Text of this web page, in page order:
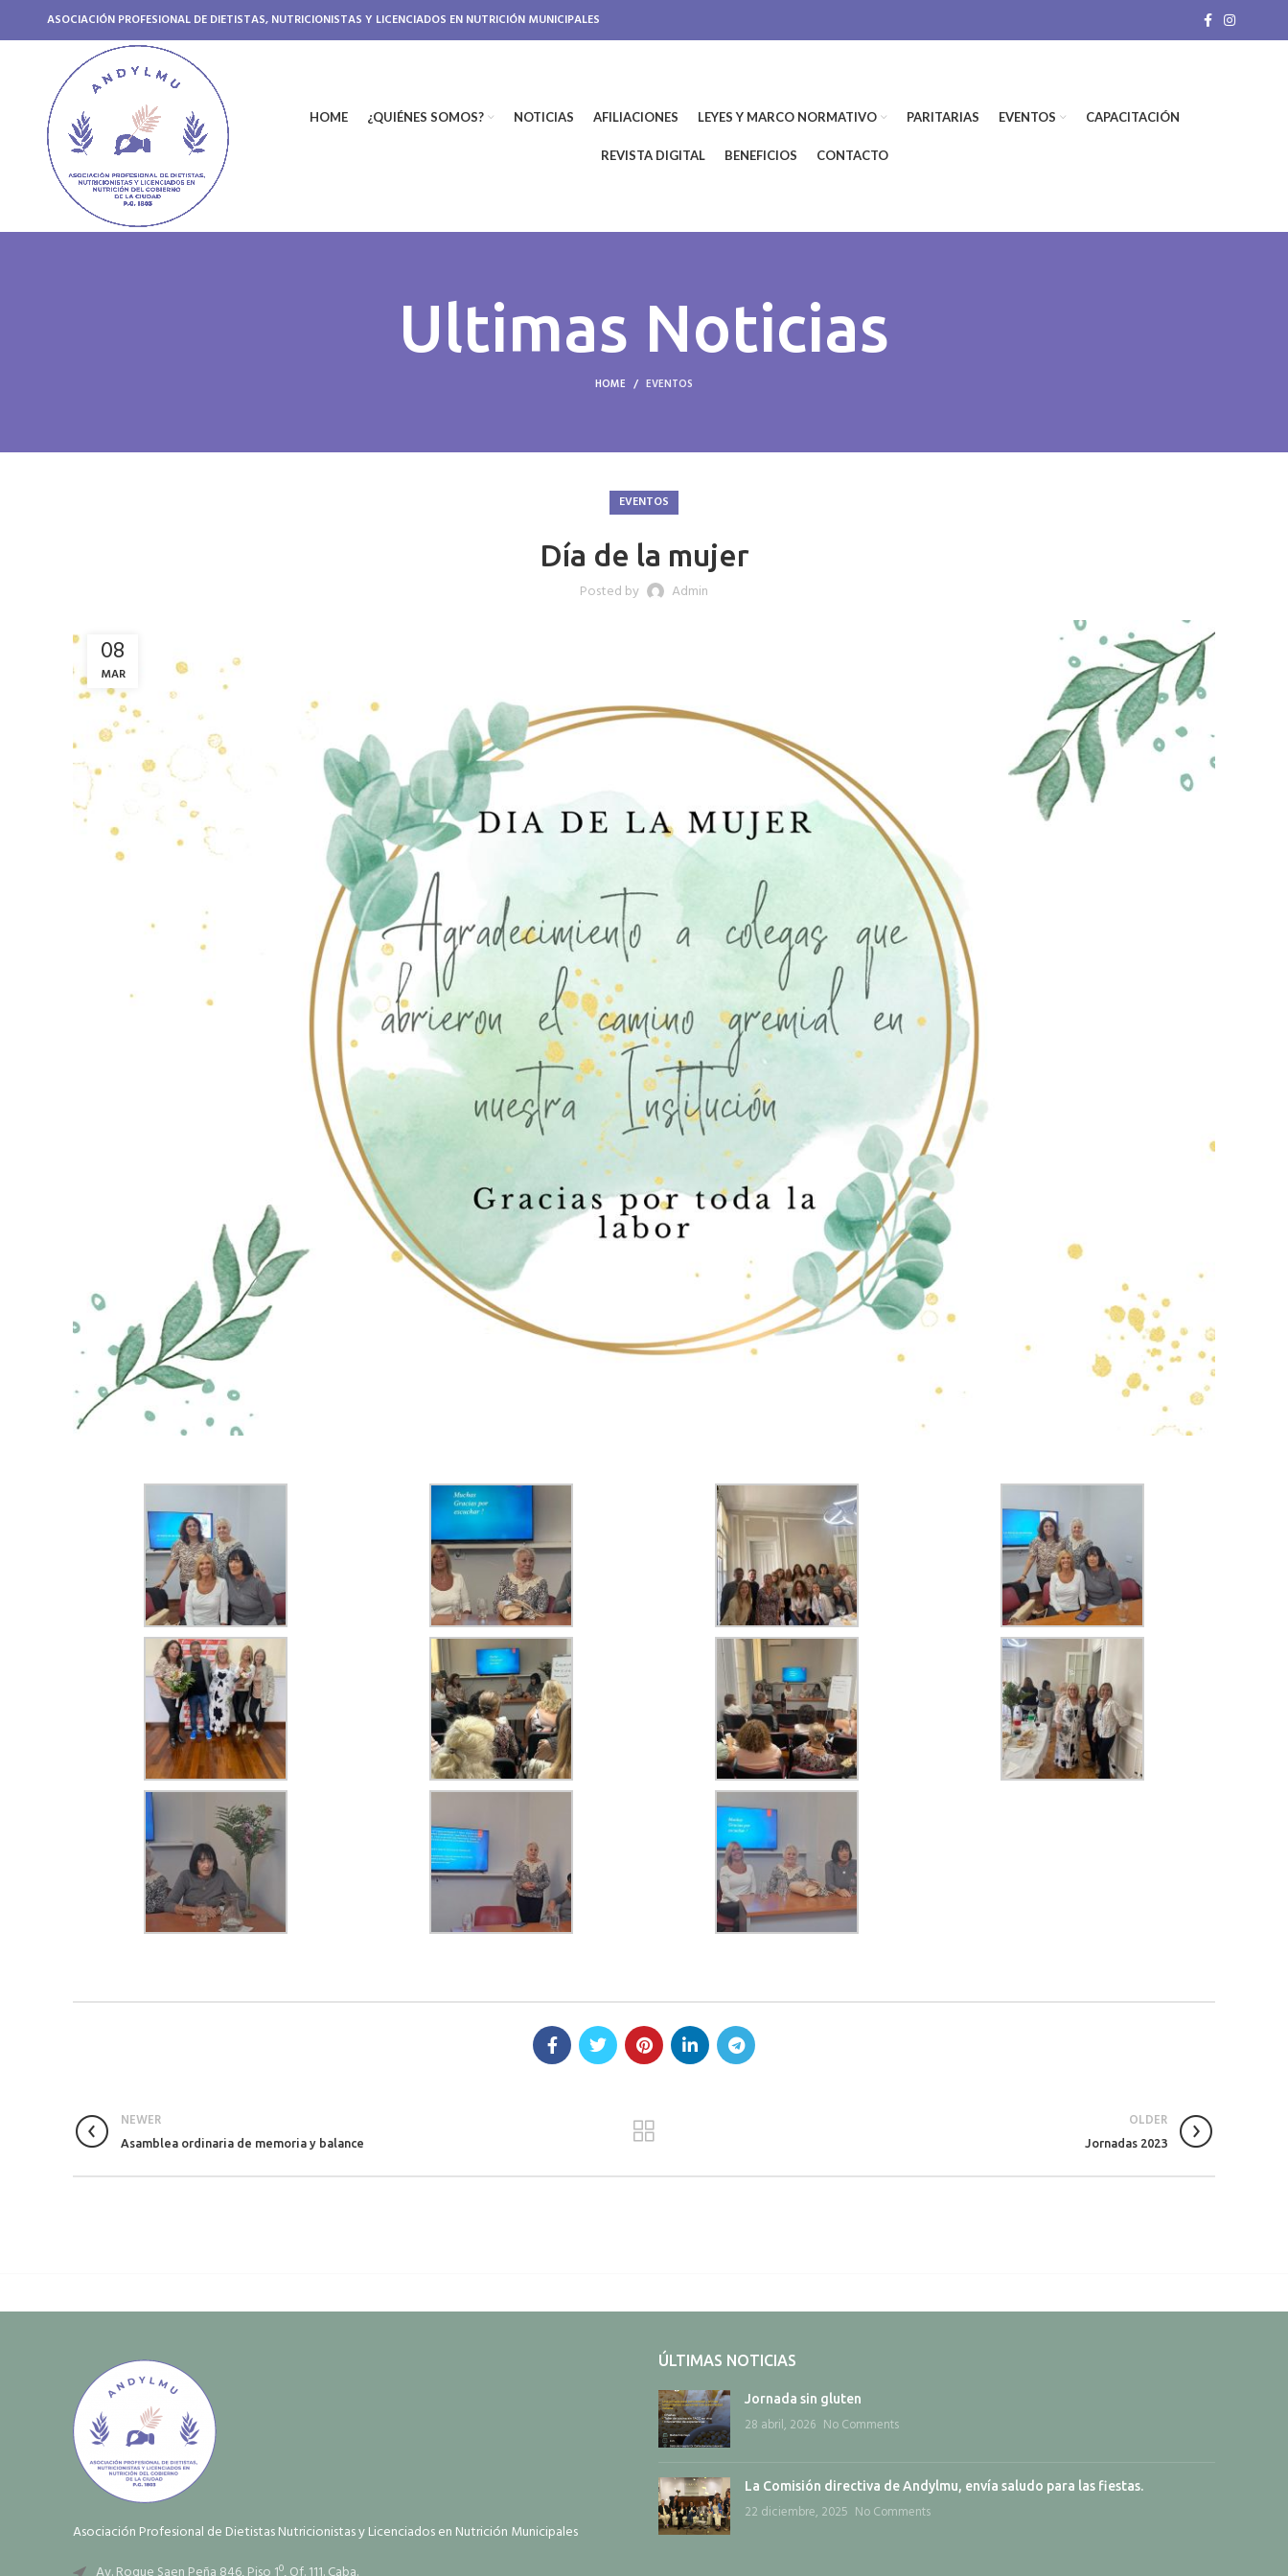
ASOCIACIÓN PROFESIONAL DE DIETISTAS, NUTRICIONISTAS Y LICENCIADOS EN NUTRICIÓN MUNICIPALES
HOME ¿QUIÉNES SOMOS? NOTICIAS AFILIACIONES LEYES Y MARCO NORMATIVO PARITARIAS EVENTOS CAPACITACIÓN
REVISTA DIGITAL BENEFICIOS CONTACTO
Ultimas Noticias
HOME EVENTOS
EVENTOS
Día de la mujer
Posted by Admin
08
MAR
NEWER
Asamblea ordinaria de memoria y balance
OLDER
Jornadas 2023
Asociación Profesional de Dietistas Nutricionistas y Licenciados en Nutrición Municipales
ÚLTIMAS NOTICIAS
Jornada sin gluten
28 abril, 2026 No Comments
La Comisión directiva de Andylmu, envía saludo para las fiestas.
22 diciembre, 2025 No Comments